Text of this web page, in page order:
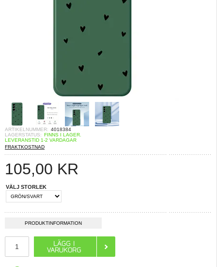
ARTIKELNUMMER: 4018384
LAGERSTATUS: FINNS I LAGER.
LEVERANSTID 1-2 VARDAGAR
FRAKTKOSTNAD
105,00 KR
VÄLJ STORLEK
PRODUKTINFORMATION